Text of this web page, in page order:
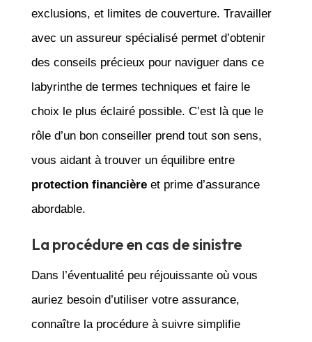
exclusions, et limites de couverture. Travailler
avec un assureur spécialisé permet d’obtenir
des conseils précieux pour naviguer dans ce
labyrinthe de termes techniques et faire le
choix le plus éclairé possible. C’est là que le
rôle d’un bon conseiller prend tout son sens,
vous aidant à trouver un équilibre entre
protection financièreet prime d’assurance
abordable.
La procédure en cas de sinistre
Dans l’éventualité peu réjouissante où vous
auriez besoin d’utiliser votre assurance,
connaître la procédure à suivre simplifie